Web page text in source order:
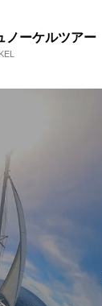
ノーケルツアー